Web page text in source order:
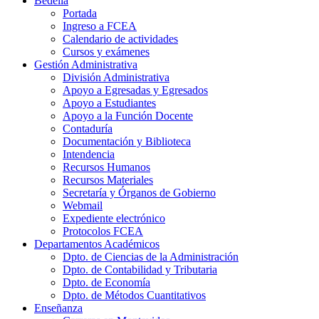
Portada
Ingreso a FCEA
Calendario de actividades
Cursos y exámenes
Gestión Administrativa
División Administrativa
Apoyo a Egresadas y Egresados
Apoyo a Estudiantes
Apoyo a la Función Docente
Contaduría
Documentación y Biblioteca
Intendencia
Recursos Humanos
Recursos Materiales
Secretaría y Órganos de Gobierno
Webmail
Expediente electrónico
Protocolos FCEA
Departamentos Académicos
Dpto. de Ciencias de la Administración
Dpto. de Contabilidad y Tributaria
Dpto. de Economía
Dpto. de Métodos Cuantitativos
Enseñanza